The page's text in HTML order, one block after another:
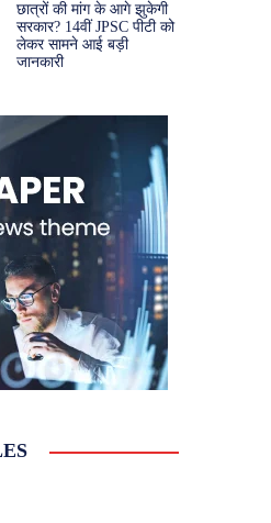
छात्रों की मांग के आगे झुकेगी
सरकार? 14वीं JPSC पीटी को
लेकर सामने आई बड़ी
जानकारी